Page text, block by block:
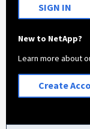
SIGN IN
New to NetApp?
Learn more about
Create